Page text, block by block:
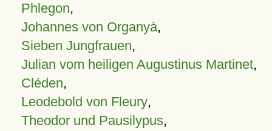
Phlegon,
Johannes von Organyà,
Sieben Jungfrauen,
Julian vom heiligen Augustinus Martinet,
Cléden,
Leodebold von Fleury,
Theodor und Pausilypus,